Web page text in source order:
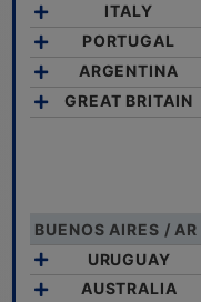
ITALY
PORTUGAL
ARGENTINA
GREAT BRITAIN
BUENOS AIRES /
URUGUAY
AUSTRALIA